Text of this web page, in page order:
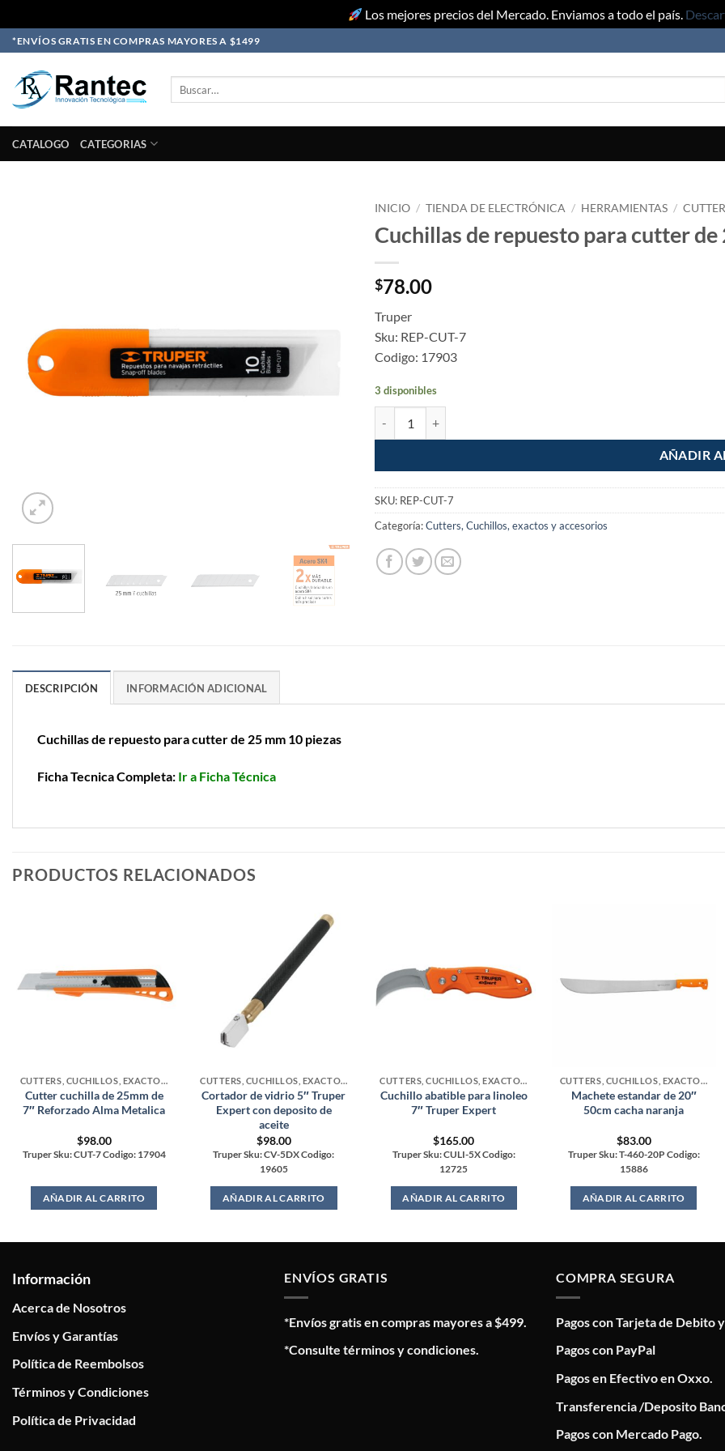
Los mejores precios del Mercado. Enviamos a todo el país.
Skip
to
content
*ENVÍOS GRATIS EN COMPRAS MAYORES A $1499
CATALOGO CATEGORIAS
INICIO / TIENDA DE ELECTRÓNICA / HERRAMIENTAS /
Cuchillas de repuesto para cutter de
$78.00
Truper
Sku: REP-CUT-7
Codigo: 17903
3 disponibles
AÑADIR
SKU: REP-CUT-7
Categoría:Cutters, Cuchillos, exactos y accesorios
DESCRIPCIÓN INFORMACIÓN ADICIONAL
Cuchillas de repuesto para cutter de 25 mm 10 piezas
Ficha Tecnica Completa: Ir a Ficha Técnica
PRODUCTOS RELACIONADOS
CUTTERS, CUCHILLOS, EXACTOS Y ACCESORIOS
Cutter cuchilla de 25mm de
7″ Reforzado Alma Metalica
$98.00
Truper Sku: CUT-7 Codigo: 17904
AÑADIR AL CARRITO
CUTTERS, CUCHILLOS, EXACTOS Y ACCESORIOS
Cortador de vidrio 5″ Truper
Expert con deposito de
aceite
$98.00
Truper Sku: CV-5DX Codigo:
19605
AÑADIR AL CARRITO
CUTTERS, CUCHILLOS, EXACTOS Y ACCESORIOS
Cuchillo abatible para linoleo
7″ Truper Expert
$165.00
Truper Sku: CULI-5X Codigo:
12725
AÑADIR AL CARRITO
CUTTERS, CUCHILLOS, EXACTOS Y ACCESORIOS
Machete estandar de 20″
50cm cacha naranja
$83.00
Truper Sku: T-460-20P Codigo:
15886
AÑADIR AL CARRITO
Información
Acerca de Nosotros
Envíos y Garantías
Política de Reembolsos
Términos y Condiciones
Política de Privacidad
ENVÍOS GRATIS
*Envíos gratis en compras mayores a $499.
*Consulte términos y condiciones.
COMPRA SEGURA
Pagos con Tarjeta de Debito
Pagos con PayPal
Pagos en Efectivo en Oxxo.
Transferencia /Deposito
Pagos con Mercado Pago.